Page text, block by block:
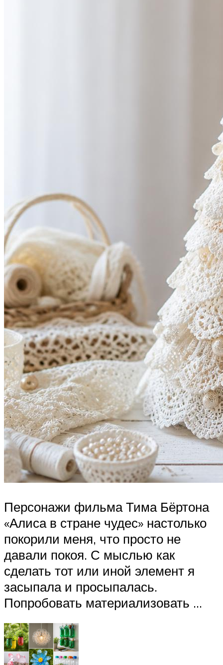
Персонажи фильма Тима Бёртона
«Алиса в стране чудес» настолько
покорили меня, что просто не
давали покоя. С мыслью как
сделать тот или иной элемент я
засыпала и просыпалась.
Попробовать материализовать …